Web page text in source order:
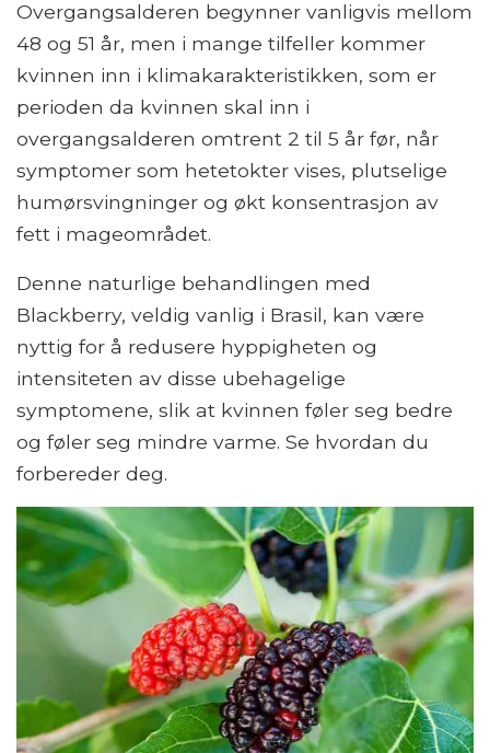
Overgangsalderen begynner vanligvis mellom
48 og 51 år, men i mange tilfeller kommer
kvinnen inn i klimakarakteristikken, som er
perioden da kvinnen skal inn i
overgangsalderen omtrent 2 til 5 år før, når
symptomer som hetetokter vises, plutselige
humørsvingninger og økt konsentrasjon av
fett i mageområdet.
Denne naturlige behandlingen med
Blackberry, veldig vanlig i Brasil, kan være
nyttig for å redusere hyppigheten og
intensiteten av disse ubehagelige
symptomene, slik at kvinnen føler seg bedre
og føler seg mindre varme. Se hvordan du
forbereder deg.